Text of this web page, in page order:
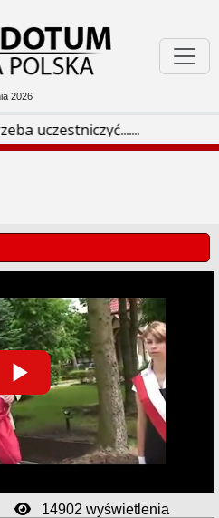
2026
uczestniczyć.......
Play
Video
14902 wyświetlenia